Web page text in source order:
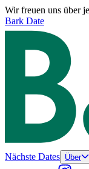
Wir freuen uns über
Bark Date
Nächste Dates Über